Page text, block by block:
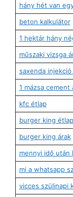
hány hét van
beton kalkulátor
1 hektár hány
műszaki vizsga
saxenda injekció
1 mázsa cement
kfc étlap
burger king étlap
burger king árak
mennyi idő után
mi a whatsapp
vicces szülinapi